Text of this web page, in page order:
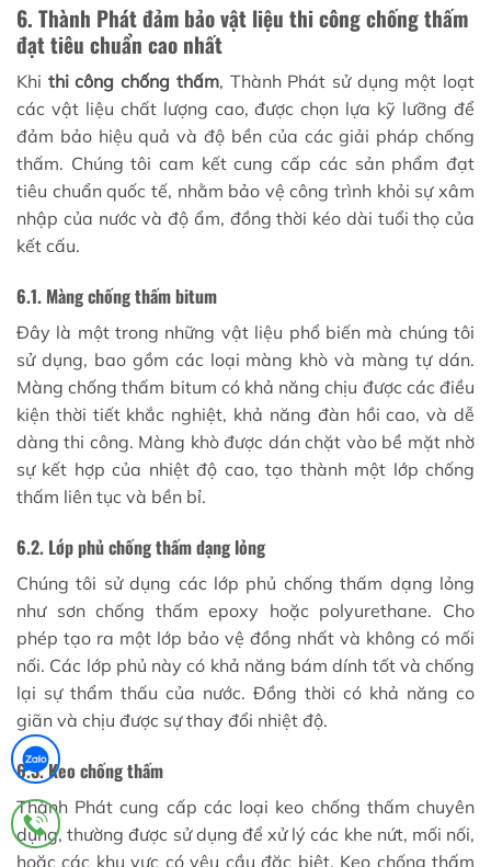
6. Thành Phát đảm bảo vật liệu thi công chống thấm
đạt tiêu chuẩn cao nhất
Khi thi công chống thấm, Thành Phát sử dụng một loạt
các vật liệu chất lượng cao, được chọn lựa kỹ lưỡng để
đảm bảo hiệu quả và độ bền của các giải pháp chống
thấm. Chúng tôi cam kết cung cấp các sản phẩm đạt
tiêu chuẩn quốc tế, nhằm bảo vệ công trình khỏi sự xâm
nhập của nước và độ ẩm, đồng thời kéo dài tuổi thọ của
kết cấu.
6.1. Màng chống thấm bitum
Đây là một trong những vật liệu phổ biến mà chúng tôi
sử dụng, bao gồm các loại màng khò và màng tự dán.
Màng chống thấm bitum có khả năng chịu được các điều
kiện thời tiết khắc nghiệt, khả năng đàn hồi cao, và dễ
dàng thi công. Màng khò được dán chặt vào bề mặt nhờ
sự kết hợp của nhiệt độ cao, tạo thành một lớp chống
thấm liên tục và bền bỉ.
6.2. Lớp phủ chống thấm dạng lỏng
Chúng tôi sử dụng các lớp phủ chống thấm dạng lỏng
như sơn chống thấm epoxy hoặc polyurethane. Cho
phép tạo ra một lớp bảo vệ đồng nhất và không có mối
nối. Các lớp phủ này có khả năng bám dính tốt và chống
lại sự thẩm thấu của nước. Đồng thời có khả năng co
giãn và chịu được sự thay đổi nhiệt độ.
6.3. Keo chống thấm
Thành Phát cung cấp các loại keo chống thấm chuyên
dụng, thường được sử dụng để xử lý các khe nứt, mối nối,
hoặc các khu vực có yêu cầu đặc biệt. Keo chống thấm